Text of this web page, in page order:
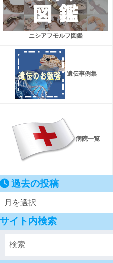
ニシアフモルフ図鑑
遺伝事例集
病院一覧
過去の投稿
サイト内検索